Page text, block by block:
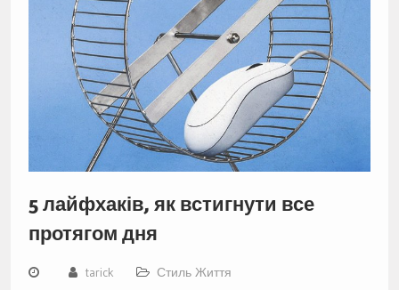
5 лайфхаків, як встигнути все
протягом дня
tarick Стиль Життя